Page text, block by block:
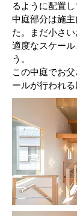
るように配置し
中庭部分は施
た。まだ小さ
適度なスケー
う。
この中庭でお
ールが行われる